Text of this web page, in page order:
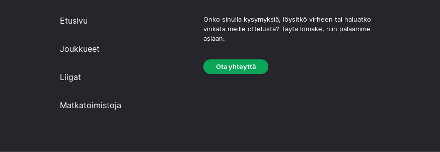
Etusivu
Joukkueet
Liigat
Matkatoimistoja
Onko sinulla kysymyksiä, löysitkö virheen tai haluatko
vinkata meille ottelusta? Täytä lomake, niin palaamme
asiaan.
Ota yhteyttä